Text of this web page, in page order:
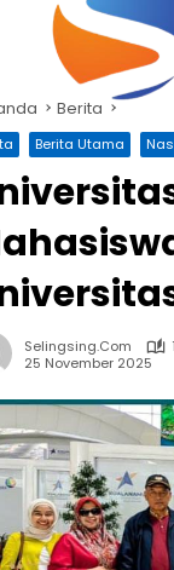
Berita
Berita Utama
Selingsing.com
25 November 2025